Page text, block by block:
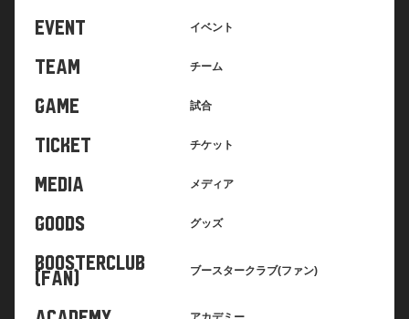
EVENT イベント
TEAM チーム
GAME 試合
TICKET チケット
MEDIA メディア
GOODS グッズ
BOOSTERCLUB
(FAN) ブースタークラブ(ファン)